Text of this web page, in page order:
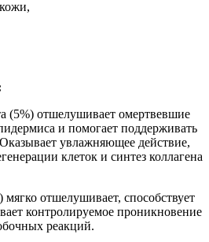
(5%) отшелушивает омертвевшие
и помогает поддерживать
увлажняющее действие,
клеток и синтез коллагена
отшелушивает, способствует
контролируемое проникновение
реакций.